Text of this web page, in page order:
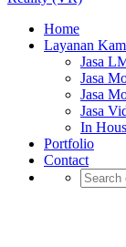
Home
Layanan
Jasa
Jasa
Jasa
Jasa
In
Portfolio
Contact